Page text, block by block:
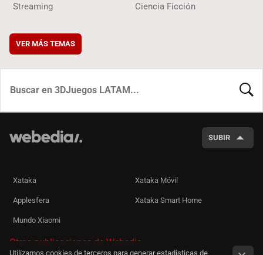
Streaming Ciencia Ficción
VER MÁS TEMAS
SUBIR
Xataka Xataka Móvil
Applesfera Xataka Smart Home
Mundo Xiaomi
Otras publicaciones de Webedia
Utilizamos cookies de terceros para generar estadísticas de